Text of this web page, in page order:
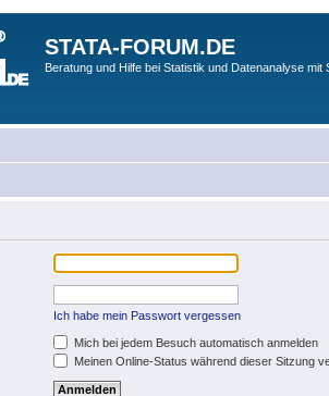
STATA-FORUM.DE
Beratung und Hilfe bei Statistik und Datenanalyse mit
Ich habe mein Passwort vergessen
Mich bei jedem Besuch automatisch anmelden
Meinen Online-Status während dieser Sitzung